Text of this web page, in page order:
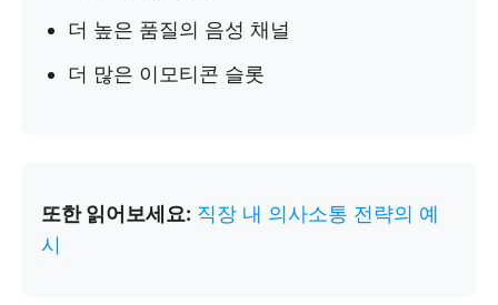
더 높은 품질의 음성 채널
더 많은 이모티콘 슬롯
또한 읽어보세요: 직장 내 의사소통 전략의 예
시